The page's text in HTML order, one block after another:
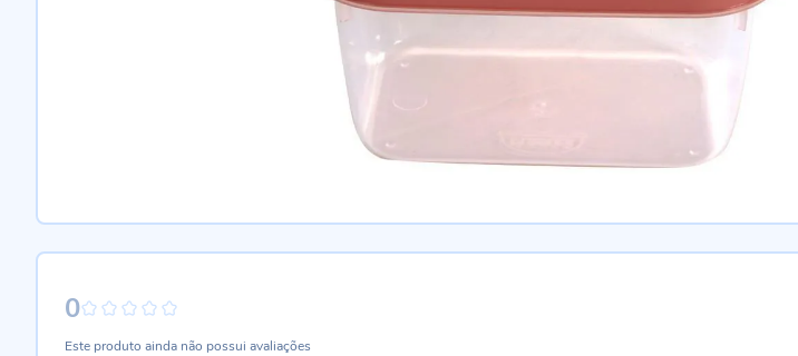
0
Este produto ainda não possui avaliações